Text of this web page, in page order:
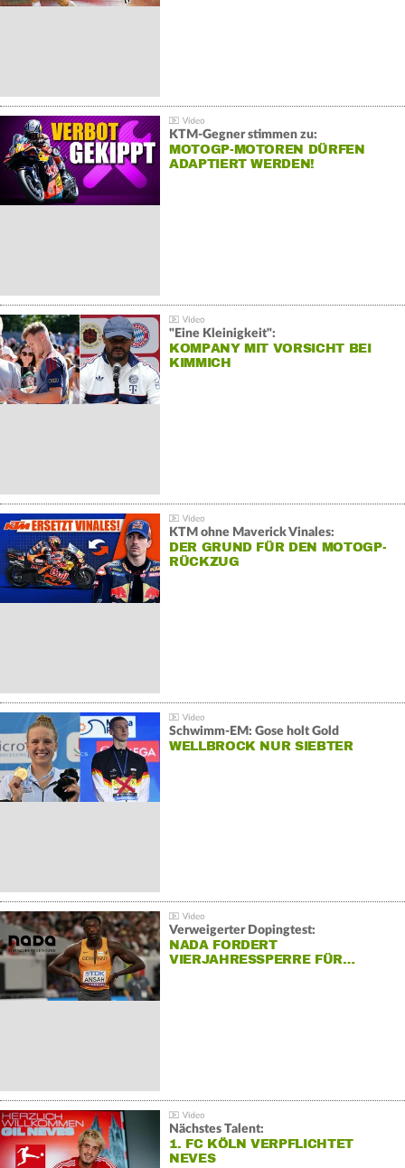
KTM-Gegner stimmen zu:
MOTOGP-MOTOREN DÜRFEN
ADAPTIERT WERDEN!
"Eine Kleinigkeit":
KOMPANY MIT VORSICHT BEI
KIMMICH
KTM ohne Maverick Vinales:
DER GRUND FÜR DEN MOTOGP-
RÜCKZUG
Schwimm-EM: Gose holt Gold
WELLBROCK NUR SIEBTER
Verweigerter Dopingtest:
NADA FORDERT
VIERJAHRESSPERRE FÜR…
Nächstes Talent:
1. FC KÖLN VERPFLICHTET
NEVES